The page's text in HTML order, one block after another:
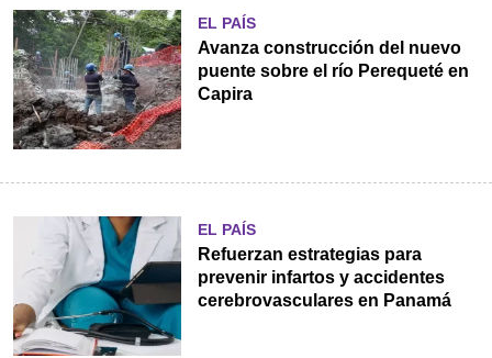
EL PAÍS
Avanza construcción del nuevo
puente sobre el río Perequeté en
Capira
EL PAÍS
Refuerzan estrategias para
prevenir infartos y accidentes
cerebrovasculares en Panamá